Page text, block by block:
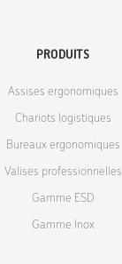
PRODUITS
Assises ergonomiques
Chariots logistiques
Bureaux ergonomiques
Valises professionnelles
Gamme ESD
Gamme Inox